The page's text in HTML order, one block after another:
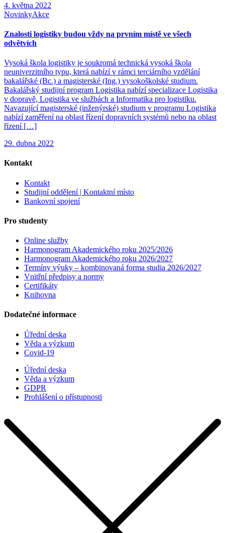
4. května 2022
NovinkyAkce
Znalosti logistiky budou vždy na prvním místě ve všech
odvětvích
Vysoká škola logistiky je soukromá technická vysoká škola
neuniverzitního typu, která nabízí v rámci terciárního vzdělání
bakalářské (Bc.) a magisterské (Ing.) vysokoškolské studium.
Bakalářský studijní program Logistika nabízí specializace Logistika
v dopravě, Logistika ve službách a Informatika pro logistiku.
Navazující magisterské (inženýrské) studium v programu Logistika
nabízí zaměření na oblast řízení dopravních systémů nebo na oblast
řízení […]
29. dubna 2022
Kontakt
Kontakt
Studijní oddělení | Kontaktní místo
Bankovní spojení
Pro studenty
Online služby
Harmonogram Akademického roku 2025/2026
Harmonogram Akademického roku 2026/2027
Termíny výuky – kombinovaná forma studia 2026/2027
Vnitřní předpisy a normy
Certifikáty
Knihovna
Dodatečné informace
Úřední deska
Věda a výzkum
Covid-19
Úřední deska
Věda a výzkum
GDPR
Prohlášení o přístupnosti